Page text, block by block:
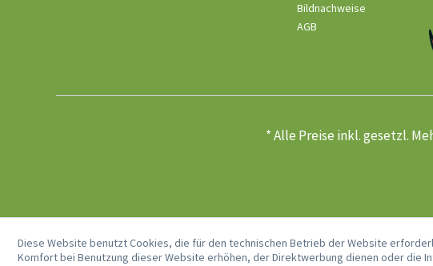
Bildnachweise
AGB
* Alle Preise inkl. gesetzl.
Diese Website benutzt Cookies, die für den technischen Betrieb der Website
Komfort bei Benutzung dieser Website erhöhen, der Direktwerbung dienen oder die